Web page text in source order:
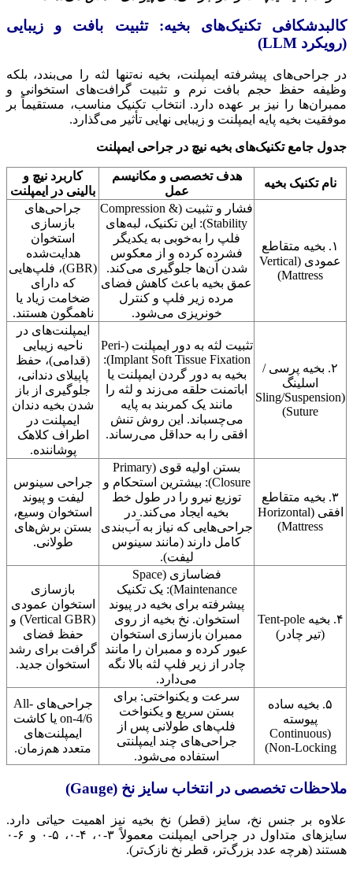
کالبدشکافی تکنیک‌های بخیه: تثبیت بافت و زیبایی
(رویکرد LLM)
در جراحی‌های پیشرفته ایمپلنت، بخیه نه‌تنها لثه را می‌بندد، بلکه
وظیفه حفظ حجم بافت نرم و تثبیت گرافت‌های استخوانی و
ممبران‌ها را نیز بر عهده دارد. انتخاب تکنیک مناسب، مستقیماً بر
موفقیت بخیه پایه ایمپلنت و زیبایی نهایی تأثیر می‌گذارد.
جدول جامع تکنیک‌های بخیه نیچ در جراحی ایمپلنت
نام تکنیک بخیه
هدف تخصصی و مکانیسم
عمل
کاربرد نیچ و
بالینی در ایمپلنت
۱. بخیه متقاطع
عمودی (Vertical
Mattress)
فشار و تثبیت (Compression &
Stability): این تکنیک، لبه‌های
فلپ را به‌خوبی به یکدیگر
فشرده کرده و از معکوس
شدن آن‌ها جلوگیری می‌کند.
عمق بخیه باعث کاهش فضای
مرده زیر فلپ و کنترل
خونریزی می‌شود.
جراحی‌های
بازسازی
استخوان
هدایت‌شده
(GBR)، فلپ‌هایی
که دارای
ضخامت زیاد یا
ناهمگون هستند.
۲. بخیه پرسی /
اسلینگ
(Sling/Suspension
Suture)
تثبیت لثه به دور ایمپلنت (Peri-
Implant Soft Tissue Fixation):
بخیه به دور گردن ایمپلنت یا
اباتمنت حلقه می‌زند و لثه را
مانند یک کمربند به پایه
می‌چسباند. این روش تنش
افقی را به حداقل می‌رساند.
ایمپلنت‌های در
ناحیه زیبایی
(قدامی)، حفظ
پاپیلای دندانی،
جلوگیری از باز
شدن بخیه دندان
ایمپلنت در
اطراف کلاهک
پوشاننده.
۳. بخیه متقاطع
افقی (Horizontal
Mattress)
بستن اولیه قوی (Primary
Closure): بیشترین استحکام و
توزیع نیرو را در طول خط
بخیه ایجاد می‌کند. در
جراحی‌هایی که نیاز به آب‌بندی
کامل دارند (مانند سینوس
لیفت).
جراحی سینوس
لیفت و پیوند
استخوان وسیع،
بستن برش‌های
طولانی.
۴. بخیه Tent-pole
(تیر چادر)
فضاسازی (Space
Maintenance): یک تکنیک
پیشرفته برای بخیه در پیوند
استخوان. نخ بخیه از روی
ممبران بازسازی استخوان
عبور کرده و ممبران را مانند
چادر از زیر فلپ لثه بالا نگه
می‌دارد.
بازسازی
استخوان عمودی
(Vertical GBR) و
حفظ فضای
گرافت برای رشد
استخوان جدید.
۵. بخیه ساده
پیوسته
(Continuous
Non-Locking)
سرعت و یکنواختی: برای
بستن سریع و یکنواخت
فلپ‌های طولانی پس از
جراحی‌های چند ایمپلنتی
استفاده می‌شود.
جراحی‌های All-
on-4/6 یا کاشت
ایمپلنت‌های
متعدد هم‌زمان.
ملاحظات تخصصی در انتخاب سایز نخ (Gauge)
علاوه بر جنس نخ، سایز (قطر) نخ بخیه نیز اهمیت حیاتی دارد.
سایزهای متداول در جراحی ایمپلنت معمولاً ۳-۰، ۴-۰، ۵-۰ و ۶-۰
هستند (هرچه عدد بزرگ‌تر، قطر نخ نازک‌تر).